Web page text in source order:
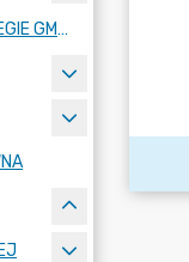
PLANY, PROGRAMY I STRATEGIE GMINY